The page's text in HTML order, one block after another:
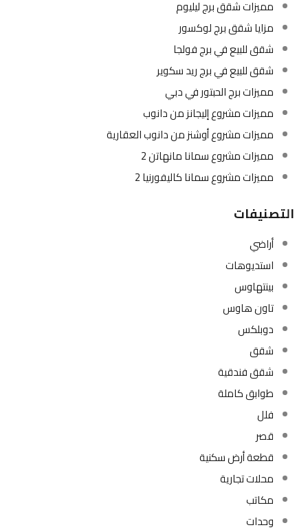
مميزات شقق برج ليليوم
مزايا شقق برج لوكسور
شقق للبيع في برج فولجا
شقق للبيع في برج ريد سكوير
مميزات برج الحبتور في دبي
مميزات مشروع إليجانز من دانوب
مميزات مشروع أوشنز من دانوب العقارية
مميزات مشروع سمانا مانهاتن 2
مميزات مشروع سمانا كاليفورنيا 2
التصنيفات
أراضي
استديوهات
بينتهاوس
تاون هاوس
دوبلكس
شقق
شقق فندقية
طوابق كاملة
فلل
قصر
قطعة أرض سكنية
محلات تجارية
مكاتب
وحدات